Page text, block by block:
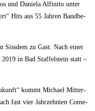
und Danie­la Alfi­ni­to unter
Hits aus 55 Jah­ren Band­be­
Siss­dem zu Gast. Nach einer
2019 in Bad Staf­fel­stein statt –
kommt Micha­el Mit­ter­
fast vier Jahr­zehn­ten Come­